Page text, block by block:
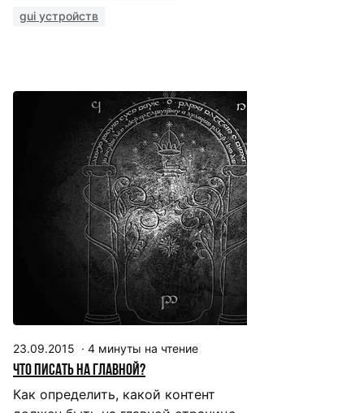
gui устройств
23.09.2015 · 4 минуты на чтение
Что писать на главной?
Как определить, какой контент